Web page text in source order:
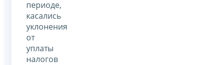
периоде,
касались
уклонения
от
уплаты
налогов